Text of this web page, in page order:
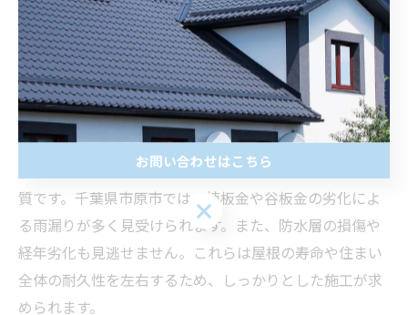
認し、納得できる説明を受けることが大切です。また、
診断結果を写真や図でわかりやすく報告してもらえる業
者であれば、工事内容への理解と納得感も高まります。
板金や防水層が決め手の屋根工事ポイント
屋根工事で特に重要なのが、板金部分と防水層の施工品
質です。千葉県市原市では、棟板金や谷板金の劣化によ
る雨漏りが多く見受けられます。また、防水層の損傷や
経年劣化も見逃せません。これらは屋根の寿命や住まい
全体の耐久性を左右するため、しっかりとした施工が求
められます。
お問い合わせはこちら